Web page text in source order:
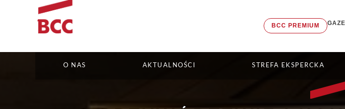
BCC PREMIUM
O NAS AKTUALNOŚCI STREFA EKSPERCKA